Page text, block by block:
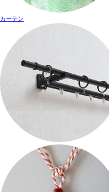
カーテン